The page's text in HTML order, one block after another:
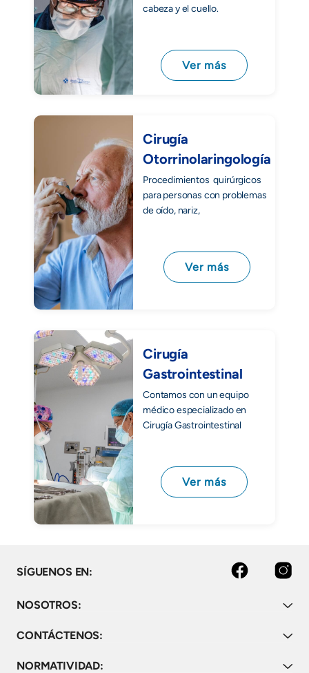
cabeza y el cuello.
Ver más
Cirugía
Otorrinolaringología
Procedimientos quirúrgicos
para personas con problemas
de oído, nariz,
Ver más
Cirugía
Gastrointestinal
Contamos con un equipo
médico especializado en
Cirugía Gastrointestinal
Ver más
SÍGUENOS EN: Facebook Instagram
NOSOTROS:
CONTÁCTENOS:
NORMATIVIDAD: